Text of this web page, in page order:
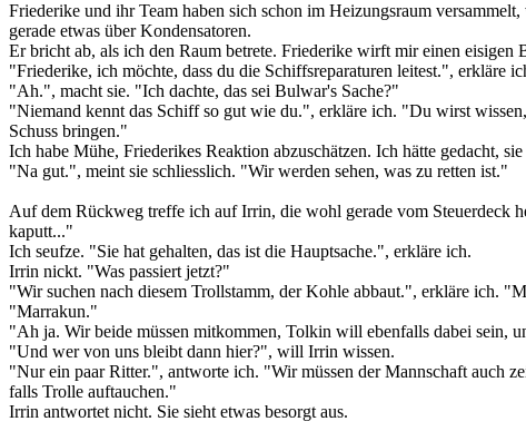
Friederike und ihr Team haben sich schon im Heizungsraum
gerade etwas über Kondensatoren.
Er bricht ab, als ich den Raum betrete. Friederike wirft mir einen eisigen
"Friederike, ich möchte, dass du die Schiffsreparaturen leitest.", erkläre
"Ah.", macht sie. "Ich dachte, das sei Bulwar's Sache?"
"Niemand kennt das Schiff so gut wie du.", erkläre ich. "Du wirst
Schuss bringen."
Ich habe Mühe, Friederikes Reaktion abzuschätzen. Ich hätte gedacht,
"Na gut.", meint sie schliesslich. "Wir werden sehen, was zu retten ist."
Auf dem Rückweg treffe ich auf Irrin, die wohl gerade vom Steuerdeck
kaputt..."
Ich seufze. "Sie hat gehalten, das ist die Hauptsache.", erkläre ich.
Irrin nickt. "Was passiert jetzt?"
"Wir suchen nach diesem Trollstamm, der Kohle abbaut.", erkläre ich.
"Marrakun."
"Ah ja. Wir beide müssen mitkommen, Tolkin will ebenfalls dabei sein,
"Und wer von uns bleibt dann hier?", will Irrin wissen.
"Nur ein paar Ritter.", antworte ich. "Wir müssen der Mannschaft auch
falls Trolle auftauchen."
Irrin antwortet nicht. Sie sieht etwas besorgt aus.